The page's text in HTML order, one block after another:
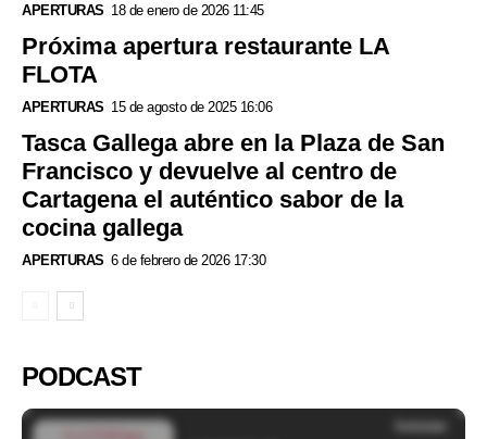
APERTURAS 18 de enero de 2026 11:45
Próxima apertura restaurante LA
FLOTA
APERTURAS 15 de agosto de 2025 16:06
Tasca Gallega abre en la Plaza de San
Francisco y devuelve al centro de
Cartagena el auténtico sabor de la
cocina gallega
APERTURAS 6 de febrero de 2026 17:30
PODCAST